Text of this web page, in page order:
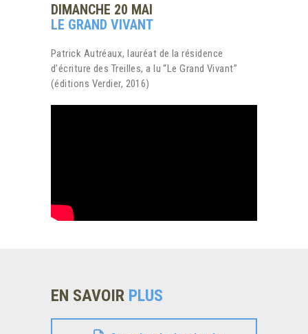
DIMANCHE 20 MAI
LE GRAND VIVANT
Patrick Autréaux, lauréat de la résidence
d’écriture des Treilles, a lu “Le Grand Vivant”
(éditions Verdier, 2016)
EN SAVOIR PLUS